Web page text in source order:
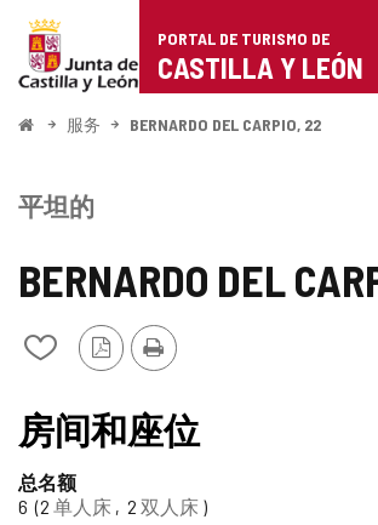
Portal
de
Turismo
Castilla
León
PORTAL DE TURISMO DE
CASTILLA Y LEÓN
开
服务 BERNARDO DEL CARPIO, 22
BERNARDO DEL
从
笔
记
中
添
PDF
版
打
印
TIPO
平坦的
房间和座位
总名额
6 2 单人床 2 双人床